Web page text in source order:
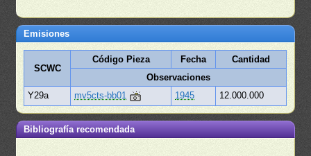
Emisiones
SCWC
Código Pieza Fecha
Cantidad
Observaciones
Y29a
mv5cts-bb01 1945 12.000.000
Bibliografía recomendada